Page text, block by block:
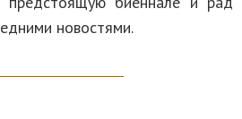
новостями.